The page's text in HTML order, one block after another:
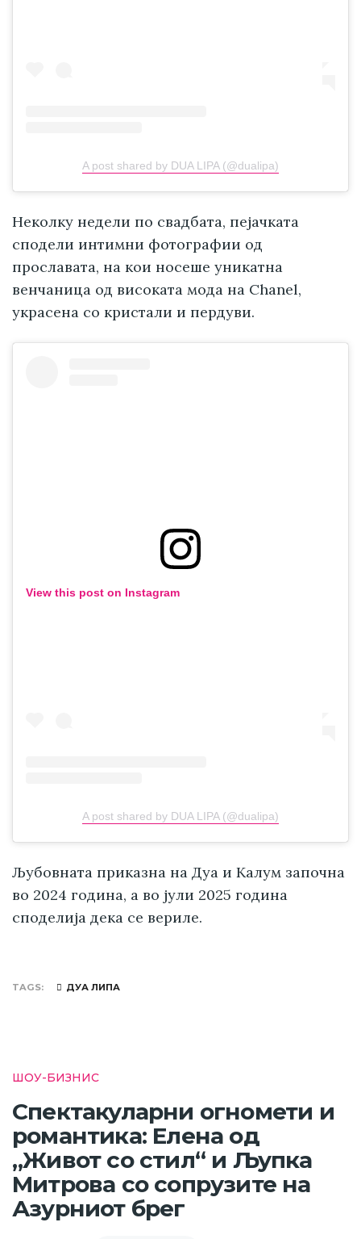
A post shared by DUA LIPA (@dualipa)
Неколку недели по свадбата, пејачката
сподели интимни фотографии од
прославата, на кои носеше уникатна
венчаница од високата мода на Chanel,
украсена со кристали и пердуви.
View this post on Instagram
A post shared by DUA LIPA (@dualipa)
Љубовната приказна на Дуа и Калум започна
во 2024 година, а во јули 2025 година
споделија дека се вериле.
TAGS ДУА ЛИПА
ШОУ-БИЗНИС
Спектакуларни огномети и
романтика: Елена од
„Живот со стил“ и Љупка
Митрова со сопрузите на
Азурниот брег